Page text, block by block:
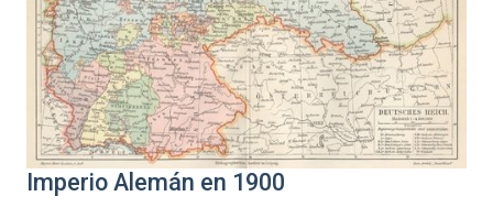
Imperio Alemán en 1900